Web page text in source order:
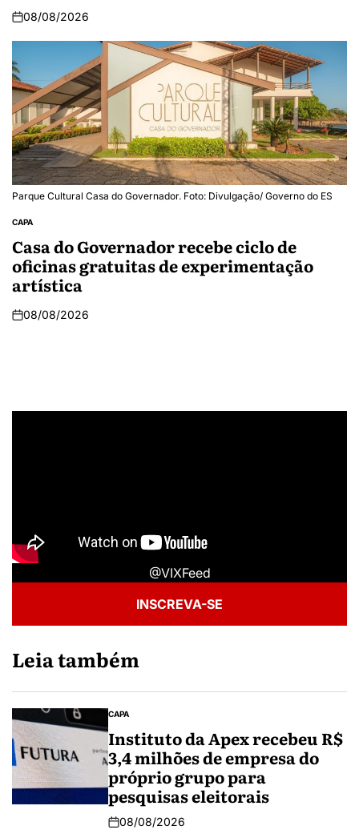
08/08/2026
Parque Cultural Casa do Governador. Foto: Divulgação/ Governo do ES
CAPA
Casa do Governador recebe ciclo de
oficinas gratuitas de experimentação
artística
08/08/2026
@VIXFeed
INSCREVA-SE
Leia também
CAPA
Instituto da Apex recebeu R$
3,4 milhões de empresa do
próprio grupo para
pesquisas eleitorais
08/08/2026